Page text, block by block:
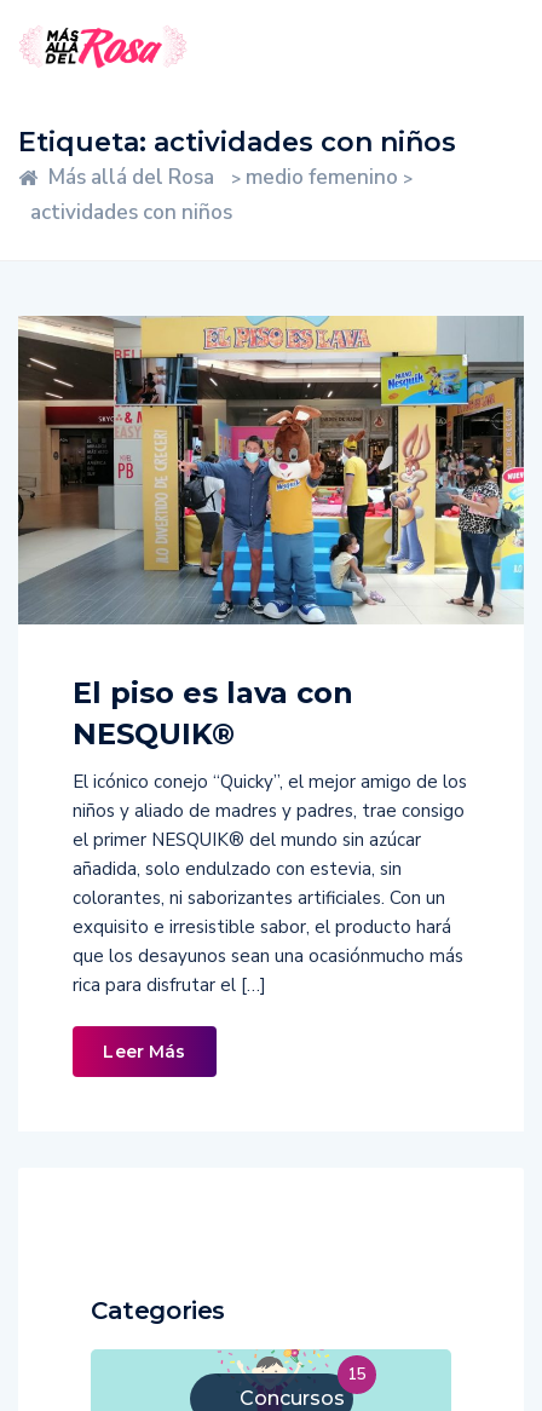
Etiqueta: actividades con niños
Más allá del Rosa > medio femenino >
actividades con niños
El piso es lava con
NESQUIK®
El icónico conejo “Quicky”, el mejor amigo de los
niños y aliado de madres y padres, trae consigo
el primer NESQUIK® del mundo sin azúcar
añadida, solo endulzado con estevia, sin
colorantes, ni saborizantes artificiales. Con un
exquisito e irresistible sabor, el producto hará
que los desayunos sean una ocasiónmucho más
rica para disfrutar el […]
Leer Más
Categories
Concursos
15